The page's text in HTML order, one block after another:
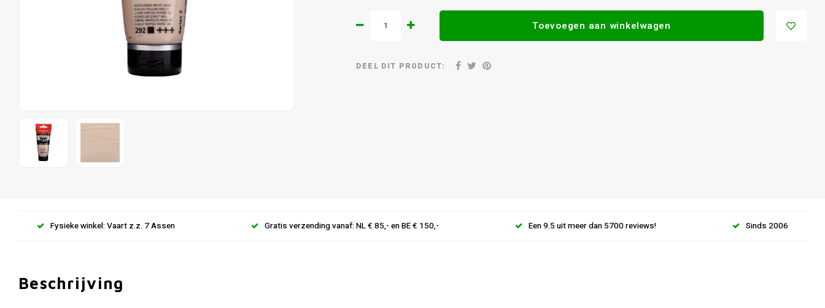
Toevoegen aan winkelwagen
DEEL DIT PRODUCT:
Fysieke winkel: Vaart z.z. 7 Assen Gratis verzending vanaf: NL € 85,- en BE € 150,- Een 9.5 uit meer dan 5700 reviews! Sinds 2006
Beschrijving